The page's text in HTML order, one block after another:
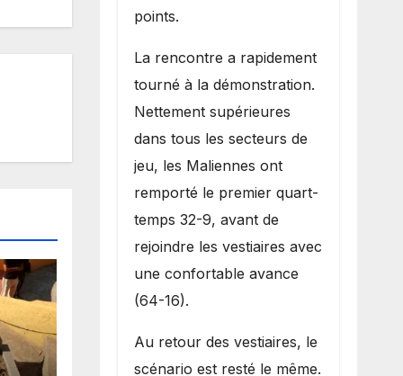
points.
La rencontre a rapidement
tourné à la démonstration.
Nettement supérieures
dans tous les secteurs de
jeu, les Maliennes ont
remporté le premier quart-
temps 32-9, avant de
rejoindre les vestiaires avec
une confortable avance
(64-16).
Au retour des vestiaires, le
scénario est resté le même.